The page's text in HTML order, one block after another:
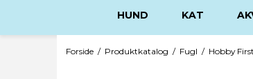
HUND KAT
Forside / Produktkatalog / Fugl / Hobby